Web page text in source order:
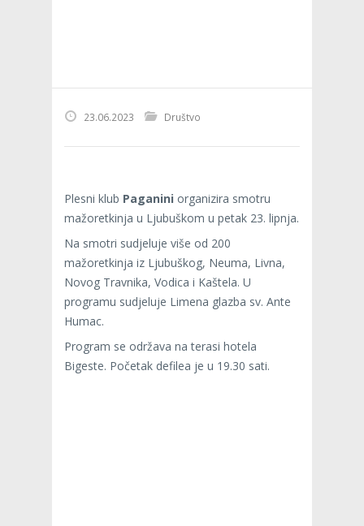
23.06.2023 Društvo
Plesni klub Paganini organizira smotru
mažoretkinja u Ljubuškom u petak 23. lipnja.
Na smotri sudjeluje više od 200
mažoretkinja iz Ljubuškog, Neuma, Livna,
Novog Travnika, Vodica i Kaštela. U
programu sudjeluje Limena glazba sv. Ante
Humac.
Program se održava na terasi hotela
Bigeste. Početak defilea je u 19.30 sati.